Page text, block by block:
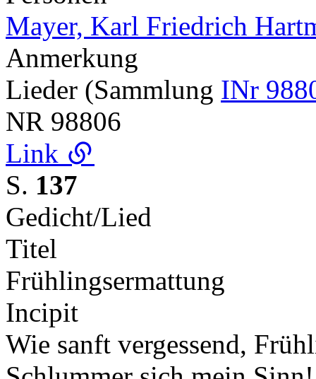
Mayer, Karl Friedrich
Anmerkung
Lieder (Sammlung INr
NR 98806
Link
S. 137
Gedicht/Lied
Titel
Frühlingsermattung
Incipit
Wie sanft vergessend,